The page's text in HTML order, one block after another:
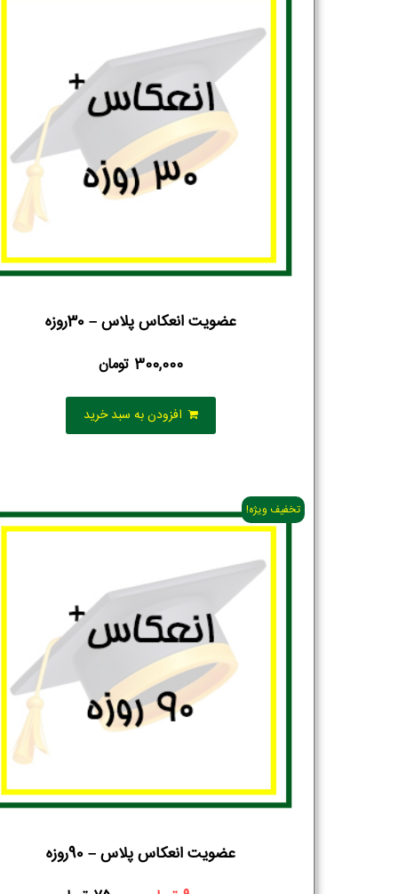
عضویت انعکاس پلاس – 30روزه
300,000 تومان
افزودن به سبد خرید
تخفیف ویژه!
عضویت انعکاس پلاس – 90روزه